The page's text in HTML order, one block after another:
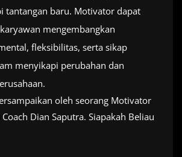
tantangan baru. Motivator dapat
mengembangkan
fleksibilitas, serta sikap
menyikapi perubahan dan
oleh seorang Motivator
Dian Saputra. Siapakah Beliau